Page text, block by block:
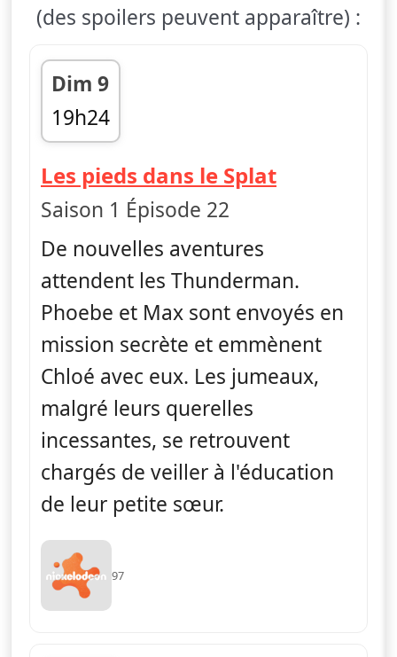
(des spoilers peuvent apparaître) :
Dim 9
19h24
fin 19h47
Les pieds dans le Splat— The
Saison 1 Épisode 22
De nouvelles aventures
attendent les Thunderman.
Phoebe et Max sont envoyés en
mission secrète et emmènent
Chloé avec eux. Les jumeaux,
malgré leurs querelles
incessantes, se retrouvent
chargés de veiller à l'éducation
de leur petite sœur.
97